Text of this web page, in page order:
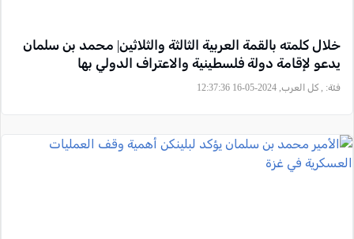
خلال كلمته بالقمة العربية الثالثة والثلاثين| محمد بن سلمان
يدعو لإقامة دولة فلسطينية والاعتراف الدولي بها
فئة: , كل العرب, 2024-05-16 12:37:36